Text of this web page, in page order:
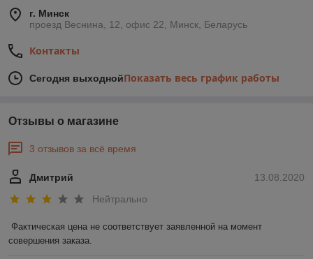
г. Минск
проезд Веснина, 12, офис 22, Минск, Беларусь
Контакты
Сегодня выходнойПоказать весь график работы
Отзывы о магазине
3 отзывов за всё время
13.08.2020
Дмитрий
Нейтрально
Фактическая цена не соответствует заявленной на момент
совершения заказа.